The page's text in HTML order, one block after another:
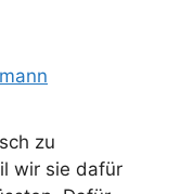
zu
wir sie dafür